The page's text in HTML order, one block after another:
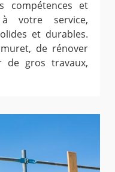
compétences et
votre service,
et durables.
de rénover
de gros travaux,